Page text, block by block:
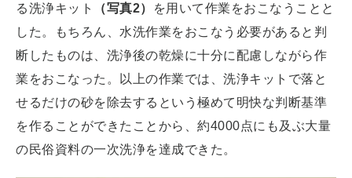
る洗浄キット
（写真2）
を用いて作業をおこなうことと
した。もちろん、水洗作業をおこなう必要があると判
断したものは、洗浄後の乾燥に十分に配慮しながら作
業をおこなった。以上の作業では、洗浄キットで落と
せるだけの砂を除去するという極めて明快な判断基準
を作ることができたことから、約4000点にも及ぶ大量
の民俗資料の一次洗浄を達成できた。